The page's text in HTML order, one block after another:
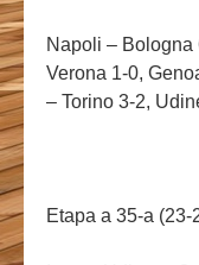
Napoli – Bologna
Verona 1-0,
– Torino 3-2,
Etapa a 35-a